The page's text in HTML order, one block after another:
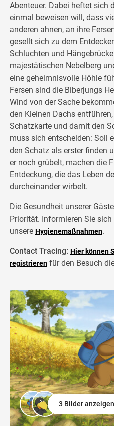
Abenteuer. Dabei heftet sich
einmal beweisen will, dass
anderen ahnen, an ihre
gesellt sich zu dem
Schluchten und
majestätischen Nebelberg
eine geheimnisvolle Höhle
Fersen sind die Biberjungs
Wind von der Sache
den Kleinen Dachs
Schatzkarte und damit den
muss sich entscheiden: Soll
den Schatz als erster finden
er noch grübelt, machen die
Entdeckung, die das Leben
durcheinander wirbelt.
Die Gesundheit unserer
Priorität. Informieren Sie sich
unsere Hygienemaßnahmen.
Contact Tracing: Hier können
registrieren für den Besuch
3 Bilder anzeigen